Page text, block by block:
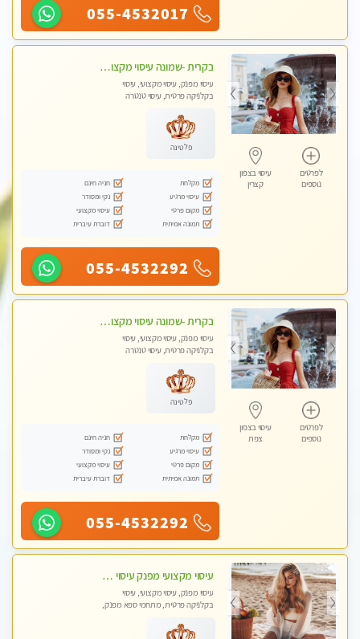
055-4532017
לפרטים
נוספים
עיסוי בצפון
קצרין
בקרית -שמונה עיסוי מקצועי מפנק עיסוי עם אבנים חמות. מעסה עם תעודות. טיפול מרגיע ומפנק באווירה נעימה ושקטה
עיסוי מפנק, עיסוי מקצועי, עיסוי
בקלניקה פרטית, עיסוי טנטרה
פלטינה
מקלחת
חניה חינם
עיסוי מרגיע
נקי ומסודר
מקום פרטי
עיסוי מקצועי
תמונה אמיתית
דוברת עיברית
055-4532292
לפרטים
נוספים
עיסוי בצפון
צפת
בקרית -שמונה עיסוי מקצועי מפנק עיסוי עם אבנים חמות. מעסה עם תעודות. טיפול מרגיע ומפנק באווירה נעימה ושקטה
עיסוי מפנק, עיסוי מקצועי, עיסוי
בקלניקה פרטית, עיסוי טנטרה
פלטינה
מקלחת
חניה חינם
עיסוי מרגיע
נקי ומסודר
מקום פרטי
עיסוי מקצועי
תמונה אמיתית
דוברת עיברית
055-4532292
עיסוי מקצועי מפנק עיסוי עם אבנים חמות. מעסה עם תעודות. טיפול מרגיע ומפנק באווירה נעימה ושקטה
עיסוי מפנק, עיסוי מקצועי, עיסוי
בקלניקה פרטית, מתחמי ספא מפנק,